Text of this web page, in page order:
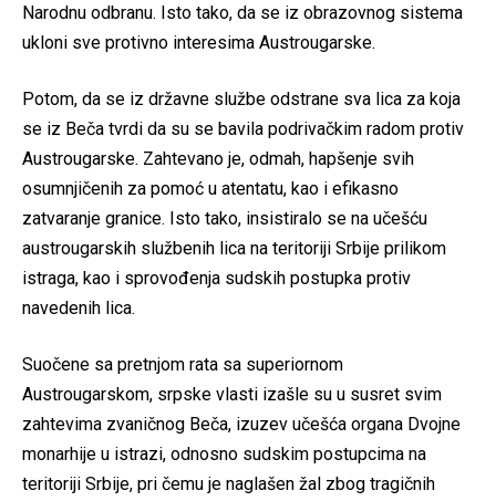
Narodnu odbranu. Isto tako, da se iz obrazovnog sistema
ukloni sve protivno interesima Austrougarske.
Potom, da se iz državne službe odstrane sva lica za koja
se iz Beča tvrdi da su se bavila podrivačkim radom protiv
Austrougarske. Zahtevano je, odmah, hapšenje svih
osumnjičenih za pomoć u atentatu, kao i efikasno
zatvaranje granice. Isto tako, insistiralo se na učešću
austrougarskih službenih lica na teritoriji Srbije prilikom
istraga, kao i sprovođenja sudskih postupka protiv
navedenih lica.
Suočene sa pretnjom rata sa superiornom
Austrougarskom, srpske vlasti izašle su u susret svim
zahtevima zvaničnog Beča, izuzev učešća organa Dvojne
monarhije u istrazi, odnosno sudskim postupcima na
teritoriji Srbije, pri čemu je naglašen žal zbog tragičnih